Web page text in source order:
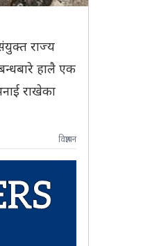
राज्य
हालै एक
राखेका
विज्ञापन